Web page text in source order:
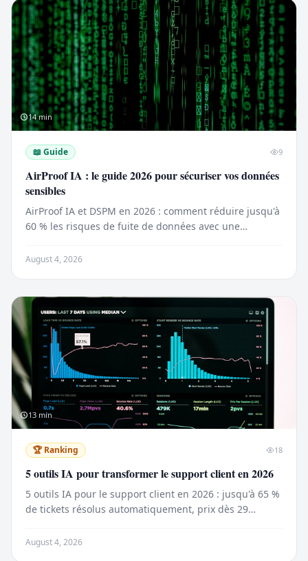
14 min
📖 Guide 9
AirProof IA : le guide 2026 pour sécuriser vos données
sensibles
AirProof IA et DSPM en 2026 : comment réduire jusqu'à
60 % les risques de fuite de données avec une
August 4, 2026
13 min
🏆 Ranking 18
5 outils IA pour transformer le support client en 2026
5 outils IA pour le support client en 2026 : jusqu'à 65 %
de tickets résolus automatiquement, prix dès 29
August 4, 2026